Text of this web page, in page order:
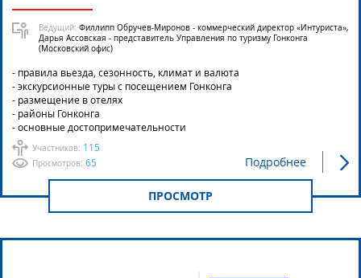
Участников: 115
Просмотров: 65
Ведущий: Филлипп Обручев-Миронов - коммерческий директор «Интуриста»,
Дарья Ассовская - представитель Управления по туризму Гонконга
(Московский офис)
- правила вьезда, сезонность, климат и валюта
- экскурсионные туры с посещением Гонконга
- размещение в отелях
- районы Гонконга
- основные достопримечательности
Подробнее
ПРОСМОТР